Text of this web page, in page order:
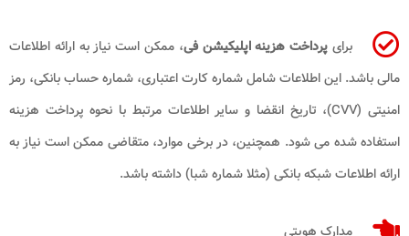
برای پرداخت هزینه اپلیکیشن فی، ممکن است نیاز به ارائه اطلاعات
مالی باشد. این اطلاعات شامل شماره کارت اعتباری، شماره حساب بانکی، رمز
امنیتی (CVV)، تاریخ انقضا و سایر اطلاعات مرتبط با نحوه پرداخت هزینه
استفاده شده می شود. همچنین، در برخی موارد، متقاضی ممکن است نیاز به
ارائه اطلاعات شبکه بانکی (مثلا شماره شبا) داشته باشد.
مدارک هویتی